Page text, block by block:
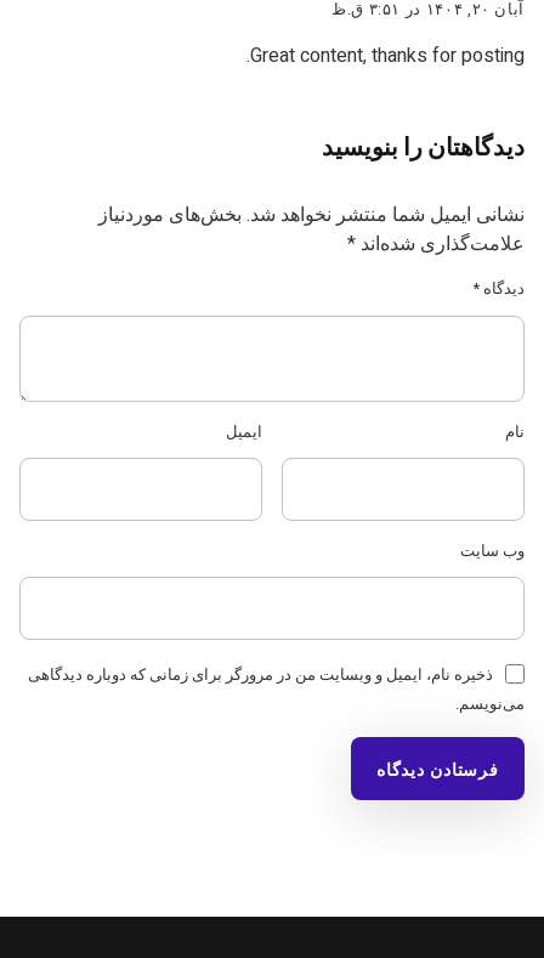
آبان ۲۰, ۱۴۰۴ در ۳:۵۱ ق.ظ
Great content, thanks for posting.
دیدگاهتان را بنویسید
نشانی ایمیل شما منتشر نخواهد شد. بخش‌های موردنیاز
علامت‌گذاری شده‌اند *
دیدگاه *
نام ایمیل
وب‌ سایت
ذخیره نام، ایمیل و وبسایت من در مرورگر برای زمانی که دوباره دیدگاهی
می‌نویسم.